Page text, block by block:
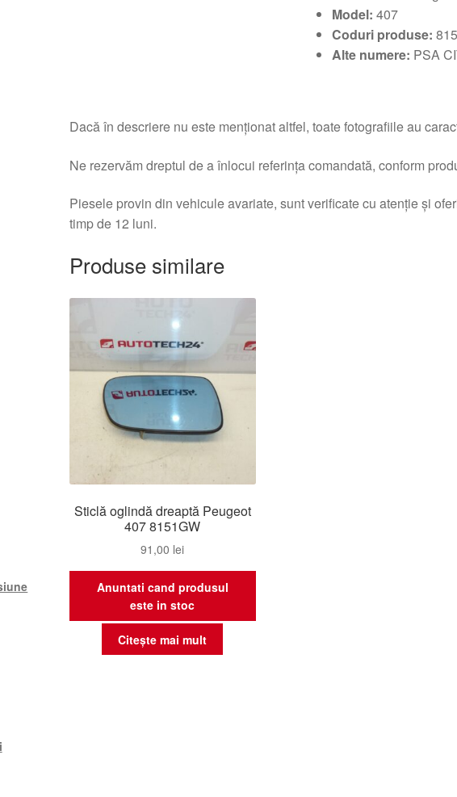
Model: 407
Coduri produse:
Alte numere: PSA
Dacă în descriere nu este menționat altfel, toate fotografiile au
Ne rezervăm dreptul de a înlocui referința comandată, conform
Piesele provin din vehicule avariate, sunt verificate cu atenție și
timp de 12 luni.
Produse similare
Sticlă oglindă dreaptă Peugeot
407 8151GW
91,00 lei
Anuntati cand produsul
este in stoc
Citește mai mult